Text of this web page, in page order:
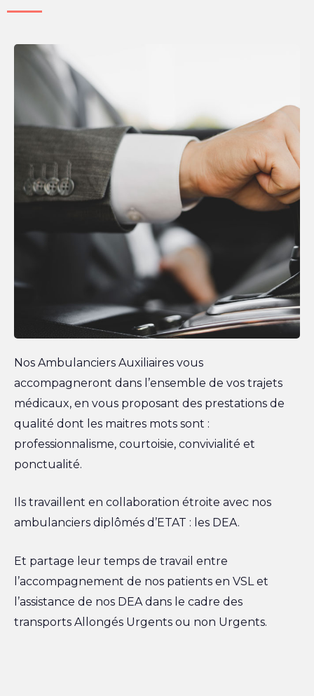
Nos Ambulanciers Auxiliaires vous
accompagneront dans l’ensemble de vos trajets
médicaux, en vous proposant des prestations de
qualité dont les maitres mots sont :
professionnalisme, courtoisie, convivialité et
ponctualité.
Ils travaillent en collaboration étroite avec nos
ambulanciers diplômés d’ETAT : les DEA.
Et partage leur temps de travail entre
l’accompagnement de nos patients en VSL et
l’assistance de nos DEA dans le cadre des
transports Allongés Urgents ou non Urgents.